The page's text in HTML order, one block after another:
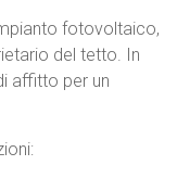
fotovoltaico,
del tetto. In
affitto per un